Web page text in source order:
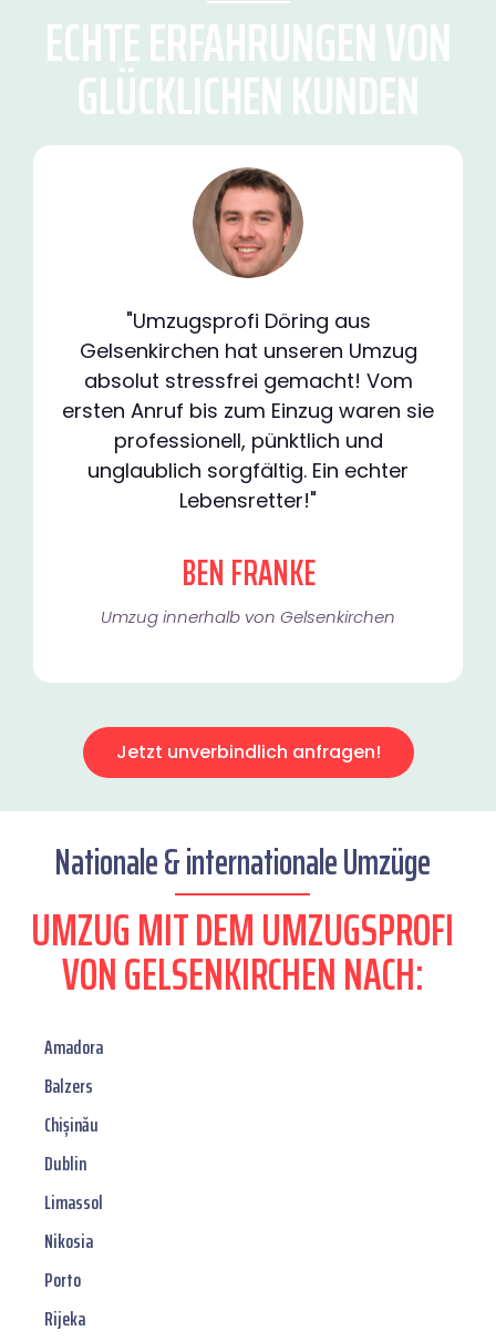
ECHTE ERFAHRUNGEN VON
GLÜCKLICHEN KUNDEN
"Umzugsprofi Döring aus
Gelsenkirchen hat unseren Umzug
absolut stressfrei gemacht! Vom
ersten Anruf bis zum Einzug waren sie
professionell, pünktlich und
unglaublich sorgfältig. Ein echter
Lebensretter!"
BEN FRANKE
Umzug innerhalb von Gelsenkirchen​
Jetzt unverbindlich anfragen!
Nationale & internationale Umzüge
UMZUG MIT DEM UMZUGSPROFI
VON GELSENKIRCHEN NACH:
Amadora
Balzers
Chișinău
Dublin
Limassol
Nikosia
Porto
Rijeka